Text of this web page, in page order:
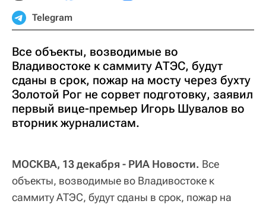
Telegram
Все объекты, возводимые во
Владивостоке к саммиту АТЭС, будут
сданы в срок, пожар на мосту через бухту
Золотой Рог не сорвет подготовку, заявил
первый вице-премьер Игорь Шувалов во
вторник журналистам.
МОСКВА, 13 декабря - РИА Новости. Все
объекты, возводимые во Владивостоке к
саммиту АТЭС, будут сданы в срок, пожар на